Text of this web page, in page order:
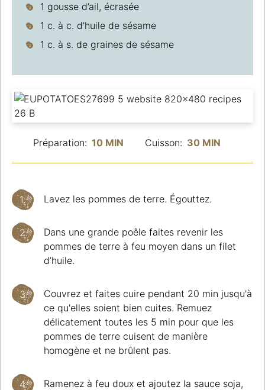
1 gousse d’ail, écrasée
1 c. à c. d’huile de sésame
1 c. à s. de graines de sésame
Préparation: 10 MIN Cuisson: 30 MIN
Lavez les pommes de terre. Égouttez.
Dans une grande poêle faites revenir les
pommes de terre à feu moyen dans un filet
d’huile.
Couvrez et faites cuire pendant 20 min jusqu'à
ce qu'elles soient bien cuites. Remuez
délicatement toutes les 5 min pour que les
pommes de terre cuisent de manière
homogène et ne brûlent pas.
Ramenez à feu doux et ajoutez la sauce soja,